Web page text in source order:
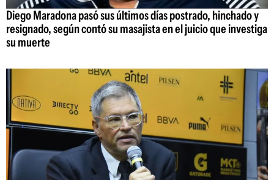
Diego Maradona pasó sus últimos días postrado, hinchado y
resignado, según contó su masajista en el juicio que investiga
su muerte